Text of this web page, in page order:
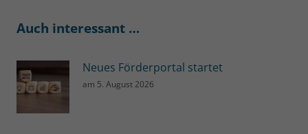
Auch interessant …
Neues Förderportal startet
am 5. August 2026